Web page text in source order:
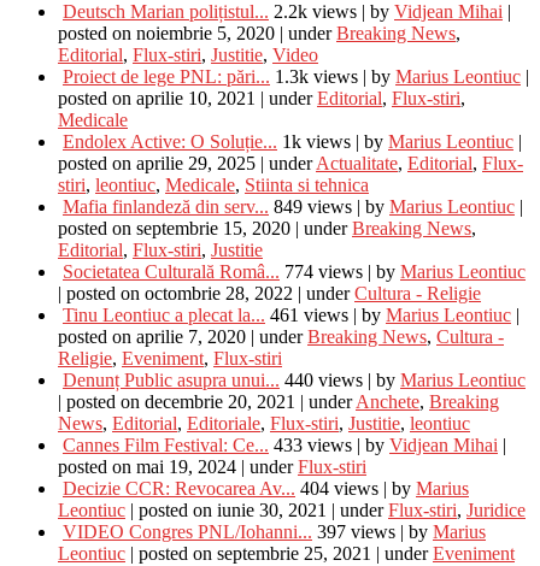
Deutsch Marian polițistul... 2.2k views | by Vidjean Mihai |
posted on noiembrie 5, 2020 | underBreaking News,
Editorial, Flux-stiri, Justitie, Video
Proiect de lege PNL: pări... 1.3k views | by Marius Leontiuc |
posted on aprilie 10, 2021 | underEditorial, Flux-stiri,
Medicale
Endolex Active: O Soluție... 1k views | by Marius Leontiuc |
posted on aprilie 29, 2025 | underActualitate, Editorial, Flux-
stiri, leontiuc, Medicale, Stiinta si tehnica
Mafia finlandeză din serv... 849 views | by Marius Leontiuc |
posted on septembrie 15, 2020 | underBreaking News,
Editorial, Flux-stiri, Justitie
Societatea Culturală Româ... 774 views | by Marius Leontiuc
| posted on octombrie 28, 2022 | underCultura - Religie
Tinu Leontiuc a plecat la... 461 views | by Marius Leontiuc |
posted on aprilie 7, 2020 | underBreaking News, Cultura -
Religie, Eveniment, Flux-stiri
Denunț Public asupra unui... 440 views | by Marius Leontiuc
| posted on decembrie 20, 2021 | underAnchete, Breaking
News, Editorial, Editoriale, Flux-stiri, Justitie, leontiuc
Cannes Film Festival: Ce... 433 views | by Vidjean Mihai |
posted on mai 19, 2024 | underFlux-stiri
Decizie CCR: Revocarea Av... 404 views | by Marius
Leontiuc | posted on iunie 30, 2021 | underFlux-stiri, Juridice
VIDEO Congres PNL/Iohanni... 397 views | by Marius
Leontiuc | posted on septembrie 25, 2021 | underEveniment